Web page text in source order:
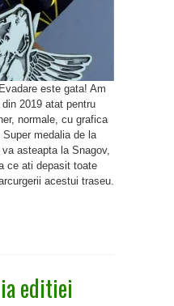
este gata! Am
2019 atat pentru
normale, cu grafica
medalia de la
asteapta la Snagov,
ce ati depasit toate
acestui traseu.
editiei